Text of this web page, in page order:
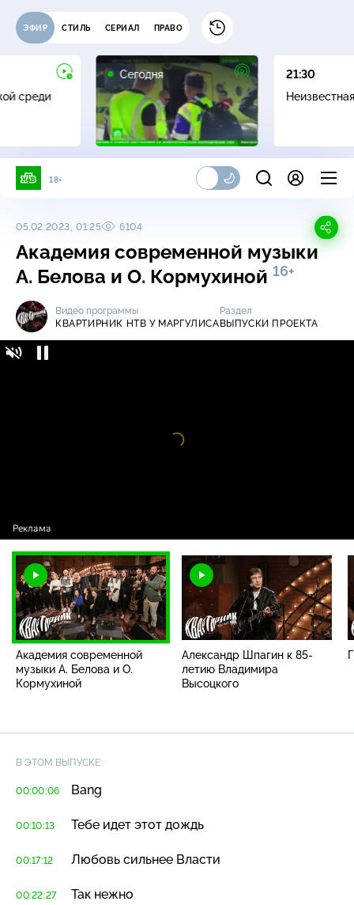
ЭФИР СТИЛЬ СЕРИАЛ ПРАВО
среди
Сегодня
21:30
18+
05.02.2023, 01:25 6104
Академия современной музыки
А. Белова и О. Кормухиной 16+
Видео программы
КВАРТИРНИК НТВ У МАРГУЛИСА
Раздел
ВЫПУСКИ ПРОЕКТА
Видео
Академия современной
музыки А. Белова и О.
Кормухиной
Александр Шпагин к 85-
летию Владимира
Высоцкого
В ЭТОМ ВЫПУСКЕ:
00:00:06 Bang
00:10:13 Тебе идет этот дождь
00:17:12 Любовь сильнее Власти
00:22:27 Так нежно